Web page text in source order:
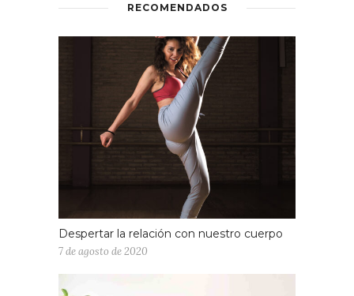
RECOMENDADOS
Despertar la relación con nuestro cuerpo
7 de agosto de 2020